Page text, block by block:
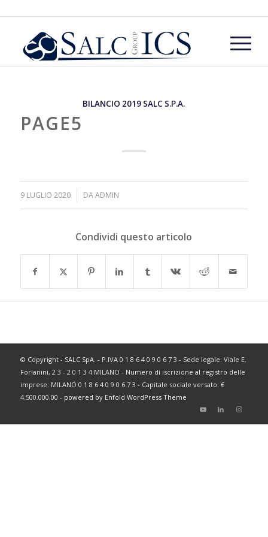
BILANCIO 2019 SALC S.P.A.
PAGE5
9 LUGLIO 2020 DAADMIN
Condividi questo articolo
© Copyright - SALC SpA. - P.IVA 0 1 8 6 4 0 9 0 6 7 3 - Sede legale: Viale E.
Forlanini, 2 3 - 2 0 1 3 4 MILANO - Numero di iscrizione al registro delle
imprese: MILANO 0 1 8 6 4 0 9 0 6 7 3 - Capitale sociale versato: €
4.500.000,00 - powered by Enfold WordPress Theme